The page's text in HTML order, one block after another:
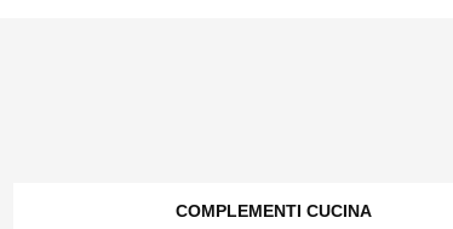
COMPLEMENTI CUCINA